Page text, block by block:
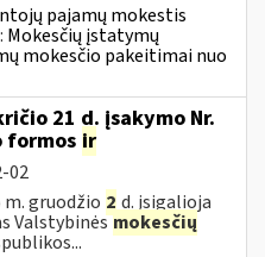
pajamų mokestis
Mokesčių įstatymų
mokesčio pakeitimai nuo
21 d. įsakymo Nr.
formos ir
02
gruodžio 2 d. įsigalioja
Valstybinėsmokesčių